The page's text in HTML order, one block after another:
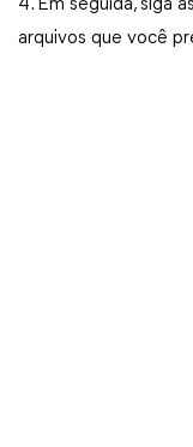
4. Em seguida, siga
arquivos que você